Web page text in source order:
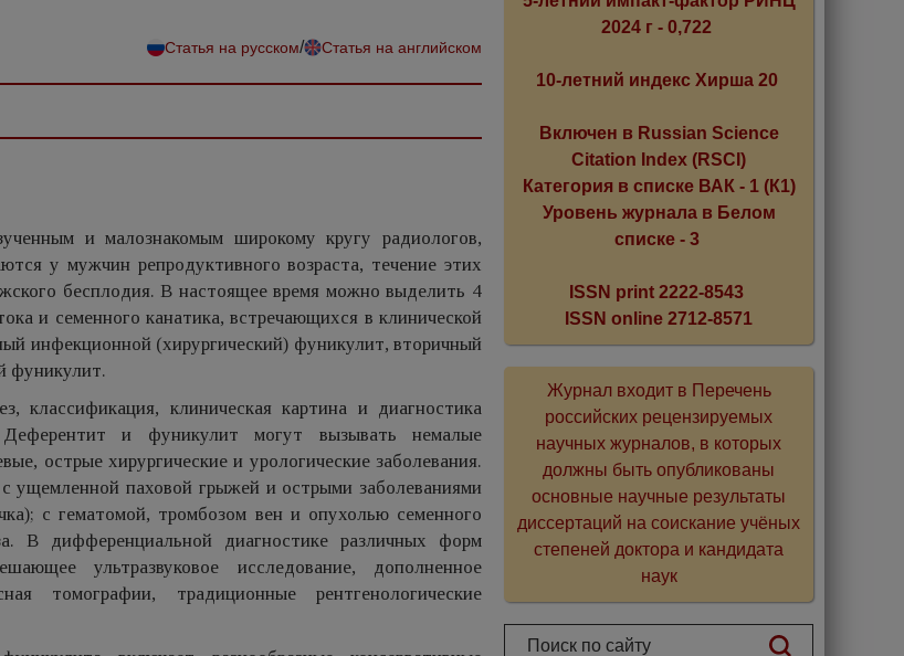
Статья на русском/ Статья на английском
и малознакомым широкому кругу радиологов,
у мужчин репродуктивного возраста, течение этих
бесплодия. В настоящее время можно выделить 4
и семенного канатика, встречающихся в клинической
инфекционной (хирургический) фуникулит, вторичный
фуникулит.
классификация, клиническая картина и диагностика
и фуникулит могут вызывать немалые
острые хирургические и урологические заболевания.
паховой грыжей и острыми заболеваниями
с гематомой, тромбозом вен и опухолью семенного
В дифференциальной диагностике различных форм
ультразвуковое исследование, дополненное
томографии, традиционные рентгенологические
2024 г - 0,722
10-летний индекс Хирша 20
Включен в Russian Science
Citation Index (RSCI)
Категория в списке ВАК - 1 (К1)
Уровень журнала в Белом
списке - 3
ISSN print 2222-8543
ISSN online 2712-8571
Журнал входит в Перечень
российских рецензируемых
научных журналов, в которых
должны быть опубликованы
основные научные результаты
диссертаций на соискание учёных
степеней доктора и кандидата
наук